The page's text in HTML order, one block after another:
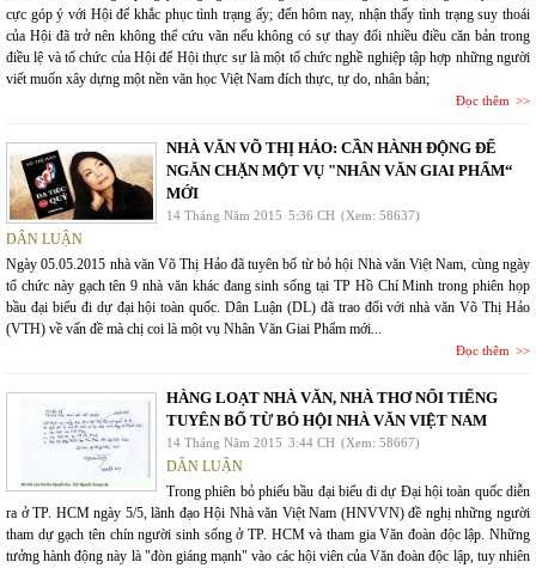
cực góp ý với Hội để khắc phục tình trạng ấy; đến hôm nay, nhận thấy tình trạng suy thoái
của Hội đã trở nên không thể cứu vãn nếu không có sự thay đổi nhiều điều căn bản trong
điều lệ và tổ chức của Hội để Hội thực sự là một tổ chức nghề nghiệp tập hợp những người
viết muốn xây dựng một nền văn học Việt Nam đích thực, tự do, nhân bản;
Đọc thêm
NHÀ VĂN VÕ THỊ HẢO: CẦN HÀNH ĐỘNG ĐỂ
NGĂN CHẶN MỘT VỤ "NHÂN VĂN GIAI PHẨM“
MỚI
14 Tháng Năm 2015 5:36 CH (Xem: 58637)
DÂN LUẬN
Ngày 05.05.2015 nhà văn Võ Thị Hảo đã tuyên bố từ bỏ hội Nhà văn Việt Nam, cùng ngày
tổ chức này gạch tên 9 nhà văn khác đang sinh sống tại TP Hồ Chí Minh trong phiên họp
bầu đại biểu đi dự đại hội toàn quốc. Dân Luận (DL) đã trao đổi với nhà văn Võ Thị Hảo
(VTH) về vấn đề mà chị coi là một vụ Nhân Văn Giai Phẩm mới...
Đọc thêm
HÀNG LOẠT NHÀ VĂN, NHÀ THƠ NỔI TIẾNG
TUYÊN BỐ TỪ BỎ HỘI NHÀ VĂN VIỆT NAM
14 Tháng Năm 2015 3:44 CH (Xem: 58667)
DÂN LUẬN
Trong phiên bỏ phiếu bầu đại biểu đi dự Đại hội toàn quốc diễn
ra ở TP. HCM ngày 5/5, lãnh đạo Hội Nhà văn Việt Nam (HNVVN) đề nghị những người
tham dự gạch tên chín người sinh sống ở TP. HCM và tham gia Văn đoàn độc lập. Những
tưởng hành động này là "đòn giáng mạnh" vào các hội viên của Văn đoàn độc lập, tuy nhiên